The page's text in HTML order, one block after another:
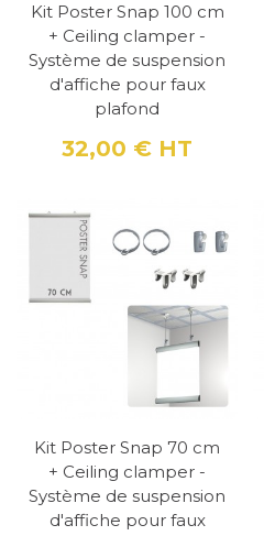
Kit Poster Snap 100 cm
+ Ceiling clamper -
Système de suspension
d'affiche pour faux
plafond
Prix
32,00 € HT
Kit Poster Snap 70 cm
+ Ceiling clamper -
Système de suspension
d'affiche pour faux